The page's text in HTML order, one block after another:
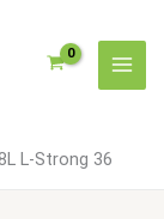
L-Strong 36